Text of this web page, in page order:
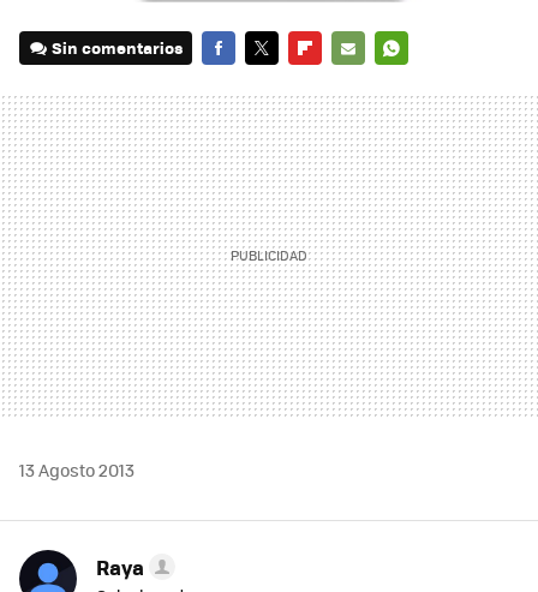
Sin comentarios
MAIL
13 Agosto 2013
Raya